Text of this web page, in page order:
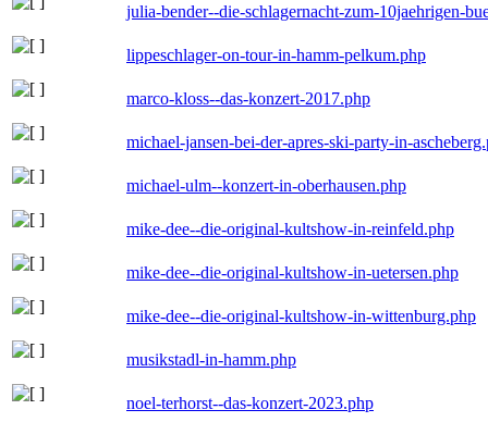
julia-bender--die-schlagernacht-zum-10jaehrigen-
lippeschlager-on-tour-in-hamm-pelkum.php
marco-kloss--das-konzert-2017.php
michael-jansen-bei-der-apres-ski-party-in-
michael-ulm--konzert-in-oberhausen.php
mike-dee--die-original-kultshow-in-reinfeld.php
mike-dee--die-original-kultshow-in-uetersen.php
mike-dee--die-original-kultshow-in-wittenburg.php
musikstadl-in-hamm.php
noel-terhorst--das-konzert-2023.php